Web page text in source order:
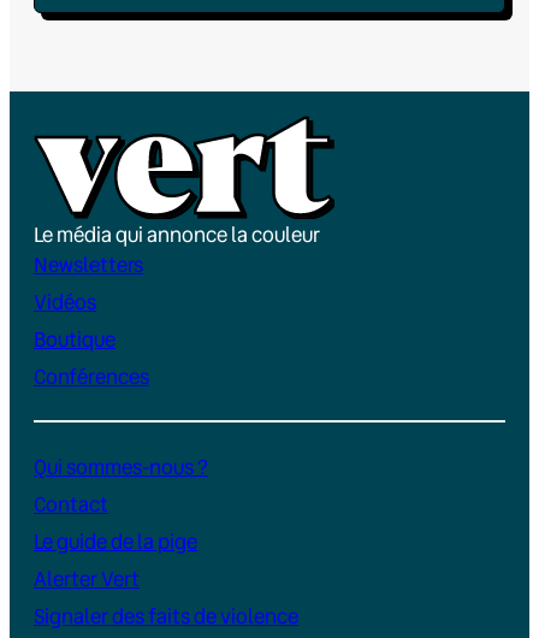
Le média qui annonce la couleur
Newsletters
Vidéos
Boutique
Conférences
Qui sommes-nous ?
Contact
Le guide de la pige
Alerter Vert
Signaler des faits de violence